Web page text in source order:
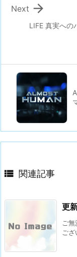
LIFE 真実への

Next
 関連記事
更
ご
ご